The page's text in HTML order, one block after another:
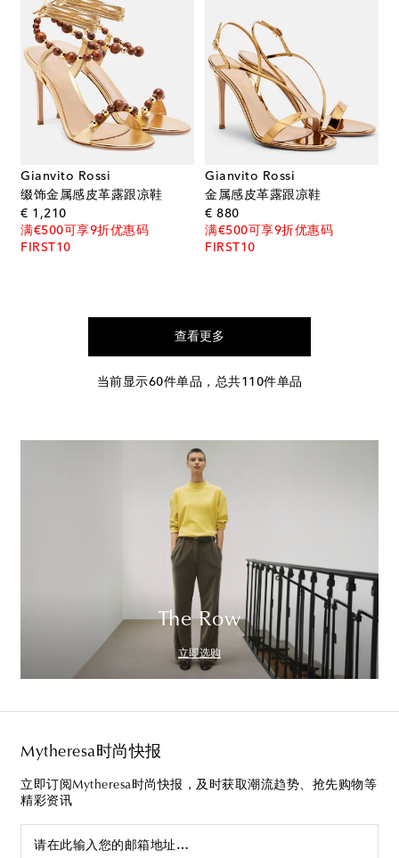
Gianvito Rossi
缀饰金属感皮革露跟凉鞋
€ 1,210original price
满€500可享9折优惠码
FIRST10
Gianvito Rossi
金属感皮革露跟凉鞋
€ 880original price
满€500可享9折优惠码
FIRST10
查看更多
当前显示60件单品，总共110件单品
The Row
立即选购
Mytheresa时尚快报
立即订阅Mytheresa时尚快报，及时获取潮流趋势、抢先购物等
精彩资讯
请在此输入您的邮箱地址…